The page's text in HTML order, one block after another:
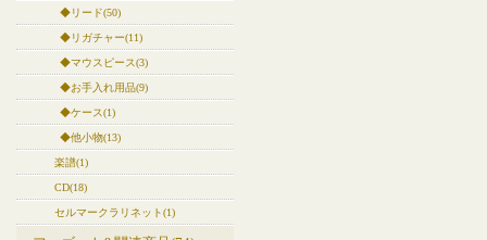
◆リード(50)
◆リガチャー(11)
◆マウスピース(3)
◆お手入れ用品(9)
◆ケース(1)
◆他小物(13)
楽譜(1)
CD(18)
セルマークラリネット(1)